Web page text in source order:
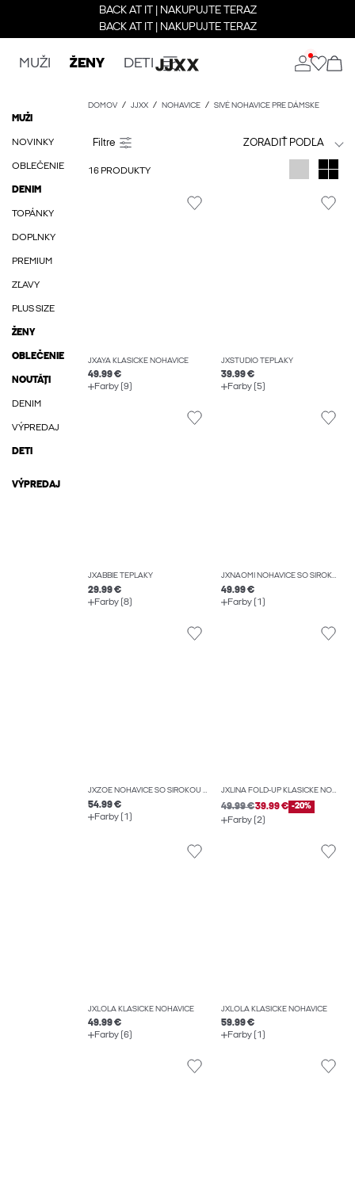
BACK AT IT | NAKUPUJTE TERAZ
BACK AT IT | NAKUPUJTE TERAZ
MUŽI ŽENY DETI
MUŽI
NOVINKY
OBLEČENIE
DENIM
TOPÁNKY
DOPLNKY
PREMIUM
ZĽAVY
PLUS SIZE
ŽENY
OBLEČENIE
NOUTĂȚI
DENIM
VÝPREDAJ
DETI
VÝPREDAJ
DOMOV JJXX NOHAVICE SIVÉ NOHAVICE PRE DÁMSKE
ZORADIŤ PODĽA
16 PRODUKTY
JXAYA KLASICKÉ NOHAVICE
49.99 €
Farby (9)
JXSTUDIO TEPLÁKY
39.99 €
Farby (5)
JXABBIE TEPLÁKY
29.99 €
Farby (8)
JXNAOMI NOHAVICE SO ŠIROKOU NOHAVICOU
49.99 €
Farby (1)
JXZOE NOHAVICE SO ŠIROKOU NOHAVICOU
54.99 €
Farby (1)
JXLINA FOLD-UP KLASICKÉ NOHAVICE
49.99 €39.99 € -20%
Farby (2)
JXLOLA KLASICKÉ NOHAVICE
49.99 €
Farby (6)
JXLOLA KLASICKÉ NOHAVICE
59.99 €
Farby (1)